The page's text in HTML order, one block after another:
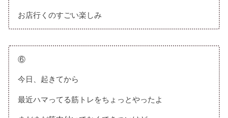
お店行くのすごい楽しみ
⑥
今日、起きてから
最近ハマってる筋トレをちょっとやったよ